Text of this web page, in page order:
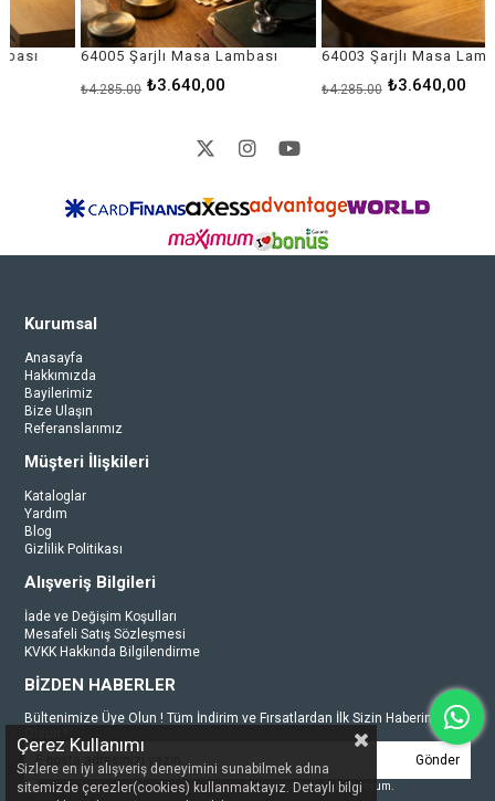
64005 Şarjlı Masa Lambası
₺3.640,00
64003 Şarjlı Masa Lambası
₺3.640,00
Kurumsal
Anasayfa
Hakkımızda
Bayilerimiz
Bize Ulaşın
Referanslarımız
Müşteri İlişkileri
Kataloglar
Yardım
Blog
Gizlilik Politikası
Alışveriş Bilgileri
İade ve Değişim Koşulları
Mesafeli Satış Sözleşmesi
KVKK Hakkında Bilgilendirme
BİZDEN HABERLER
Bültenimize Üye Olun ! Tüm İndirim ve Fırsatlardan İlk Sizin Haberiniz
Gönder
Üyelik koşullarınıvekişisel verileriminkorunmasını kabul ediyorum.
Çerez Kullanımı
Sizlere en iyi alışveriş deneyimini sunabilmek adına
sitemizde çerezler(cookies) kullanmaktayız. Detaylı bilgi